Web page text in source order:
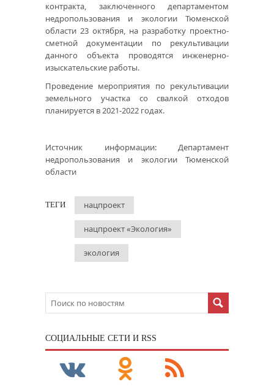
контракта, заключенного департаментом
недропользования и экологии Тюменской
области 23 октября, на разработку проектно-
сметной документации по рекультивации
данного объекта проводятся инженерно-
изыскательские работы.
Проведение мероприятия по рекультивации
земельного участка со свалкой отходов
планируется в 2021-2022 годах.
Источник информации: Департамент
недропользования и экологии Тюменской
области
ТЕГИ нацпроект
нацпроект «Экология»
экология
CОЦИАЛЬНЫЕ СЕТИ И RSS